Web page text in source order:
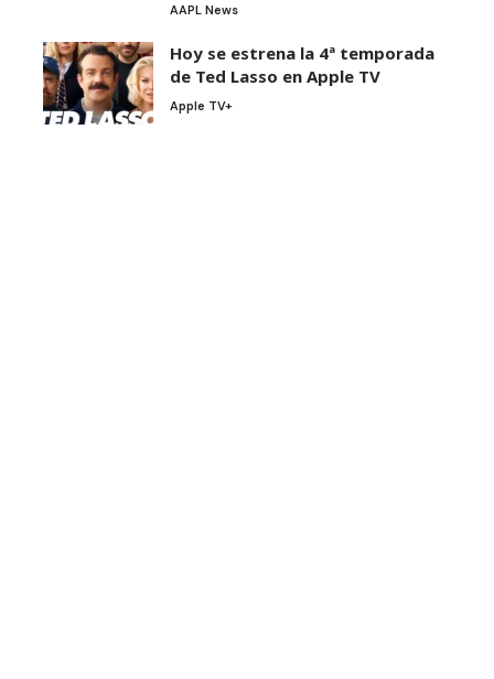
AAPL News
Hoy se estrena la 4ª temporada
de Ted Lasso en Apple TV
Apple TV+